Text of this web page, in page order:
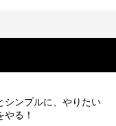
シンプルに、やりたい
やる！